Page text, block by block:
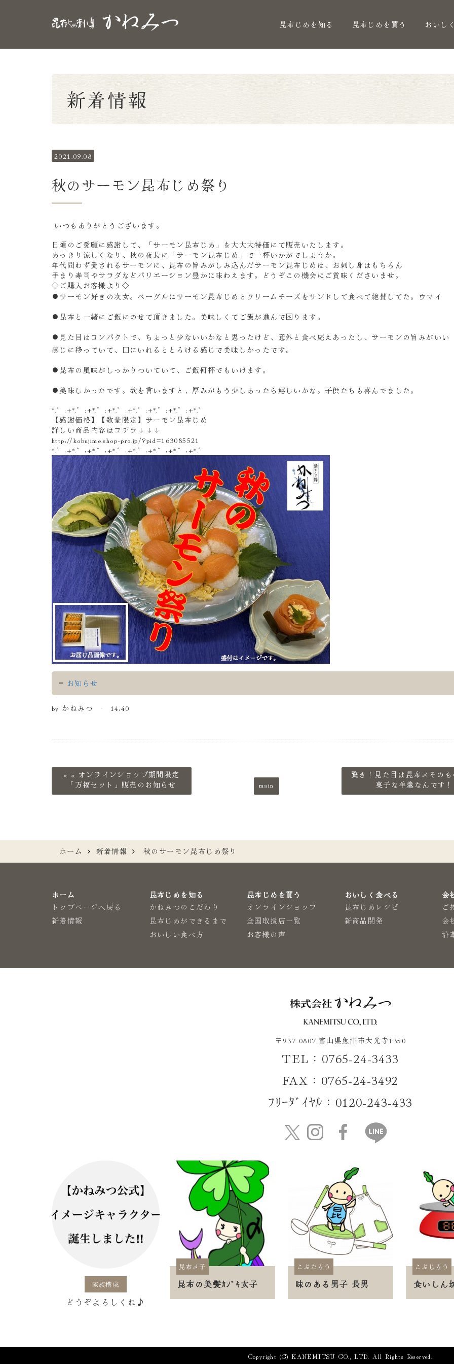
昆布じめを知る 昆布じめを買う おいし
新着情報
2021.09.08
秋のサーモン昆布じめ祭り
いつもありがとうございます。
日頃のご愛顧に感謝して、「サーモン昆布じめ」を大大大特価にて販売いたします。
めっきり涼しくなり、秋の夜長に「サーモン昆布じめ」で一杯いかがでしょうか。
年代問わず愛されるサーモンに、昆布の旨みがしみ込んだサーモン昆布じめは、お刺し身はもちろん
手まり寿司やサラダなどパリエーション豊かに味わえます。どうぞこの機会にご賞味くださいませ。
◇ご購入お客様より◇
●サーモン好きの次女。ベーグルにサーモン昆布じめとクリームチーズをサンドして食べて絶賛してた。ウマイ
●昆布と一緒にご飯にのせて頂きました。美味しくてご飯が進んで困ります。
●見た目はコンパクトで、ちょっと少ないいかなと思ったけど、意外と食べ応えあったし、サーモンの旨みがいい
感じに移っていて、口にいれるととろける感じで美味しかったです。
●昆布の風味がしっかりついていて、ご飯何杯でもいけます。
● 美味しかったです。欲を言いますと、厚みがもう少しあったら嬉しいかな。子供たちも喜んでました。
*.゜:+*.゜:+*.゜:+*.゜:+*.゜:+*.゜:+*.゜:+*.゜
【感謝価格】【数量限定】サーモン昆布じめ
詳しい商品内容はコチラ↓↓↓
http://kobujime.shop-pro.jp/?pid=163085521
*.゜:+*.゜:+*.゜:+*.゜:+*.゜:+*.゜:+*.゜:+*.゜
お知らせ
by かねみつ 14:40
« オンラインショップ期間限定
「万福セット」販売のお知らせ
main
驚き！見た目は昆布〆そのも
菓子な羊羹なんです！
ホーム 新着情報 秋のサーモン昆布じめ祭り
ホーム
トップページへ戻る
新着情報
昆布じめを知る
かねみつのこだわり
昆布じめができるまで
おいしい食べ方
昆布じめを買う
オンラインショップ
全国取扱店一覧
お客様の声
おいしく食べる
昆布じめレシピ
新商品開発
会
ご
会
沿
〒937-0807 富山県魚津市大光寺1350
TEL：0765-24-3433
FAX：0765-24-3492
ﾌﾘｰﾀﾞｲﾔﾙ：0120-243-433
家族構成
どうぞよろしくね♪
昆布〆子
昆布の美髪ｶｼﾞｷ女子
こぶたろう
味のある男子 長男
こぶじろう
食いしん
Copyright (C) KANEMITSU CO., LTD. All Rights Reserved.